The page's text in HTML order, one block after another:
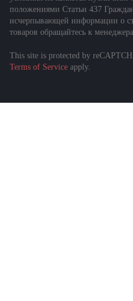
положениями Статьи 437
исчерпывающей информации о
товаров обращайтесь к
This site is protected by
Terms of Service apply.
Подобрать спецтехнику
за 1 минуту